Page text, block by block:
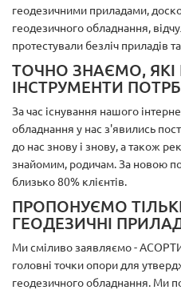
геодезичними приладами,
геодезичного обладнання,
протестували безліч приладів
ТОЧНО ЗНАЄМО, ЯКІ
ІНСТРУМЕНТИ
За час існування нашого
обладнання у нас з'явились
до нас знову і знову, а також
знайомим, родичам. За новою
близько 80% клієнтів.
ПРОПОНУЄМО
ГЕОДЕЗИЧНІ
Ми сміливо заявляємо -
головні точки опори для
геодезичного обладнання. Ми